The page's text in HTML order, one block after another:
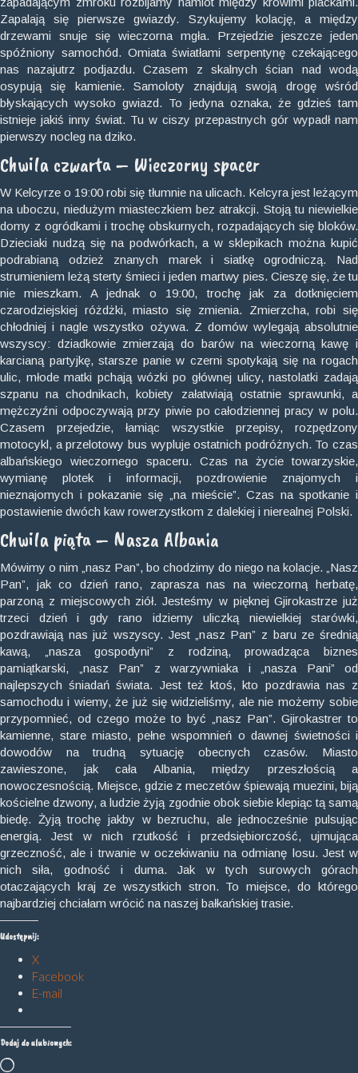
Zapalają się pierwsze gwiazdy. Szykujemy kolację, a między
drzewami snuje się wieczorna mgła. Przejedzie jeszcze jeden
spóźniony samochód. Omiata światłami serpentynę czekającego
nas nazajutrz podjazdu. Czasem z skalnych ścian nad wodą
osypują się kamienie. Samoloty znajdują swoją drogę wśród
błyskających wysoko gwiazd. To jedyna oznaka, że gdzieś tam
istnieje jakiś inny świat. Tu w ciszy przepastnych gór wypadł nam
pierwszy nocleg na dziko.
Chwila czwarta – Wieczorny spacer
W Kelcyrze o 19:00 robi się tłumnie na ulicach. Kelcyra jest leżącym
na uboczu, niedużym miasteczkiem bez atrakcji. Stoją tu niewielkie
domy z ogródkami i trochę obskurnych, rozpadających się bloków.
Dzieciaki nudzą się na podwórkach, a w sklepikach można kupić
podrabianą odzież znanych marek i siatkę ogrodniczą. Nad
strumieniem leżą sterty śmieci i jeden martwy pies. Cieszę się, że tu
nie mieszkam. A jednak o 19:00, trochę jak za dotknięciem
czarodziejskiej różdżki, miasto się zmienia. Zmierzcha, robi się
chłodniej i nagle wszystko ożywa. Z domów wylegają absolutnie
wszyscy: dziadkowie zmierzają do barów na wieczorną kawę i
karcianą partyjkę, starsze panie w czerni spotykają się na rogach
ulic, młode matki pchają wózki po głównej ulicy, nastolatki zadają
szpanu na chodnikach, kobiety załatwiają ostatnie sprawunki, a
mężczyźni odpoczywają przy piwie po całodziennej pracy w polu.
Czasem przejedzie, łamiąc wszystkie przepisy, rozpędzony
motocykl, a przelotowy bus wypluje ostatnich podróżnych. To czas
albańskiego wieczornego spaceru. Czas na życie towarzyskie,
wymianę plotek i informacji, pozdrowienie znajomych i
nieznajomych i pokazanie się „na mieście”. Czas na spotkanie i
postawienie dwóch kaw rowerzystkom z dalekiej i nierealnej Polski.
Chwila piąta – Nasza Albania
Mówimy o nim „nasz Pan”, bo chodzimy do niego na kolacje. „Nasz
Pan”, jak co dzień rano, zaprasza nas na wieczorną herbatę,
parzoną z miejscowych ziół. Jesteśmy w pięknej Gjirokastrze już
trzeci dzień i gdy rano idziemy uliczką niewielkiej starówki,
pozdrawiają nas już wszyscy. Jest „nasz Pan” z baru ze średnią
kawą, „nasza gospodyni” z rodziną, prowadząca biznes
pamiątkarski, „nasz Pan” z warzywniaka i „nasza Pani” od
najlepszych śniadań świata. Jest też ktoś, kto pozdrawia nas z
samochodu i wiemy, że już się widzieliśmy, ale nie możemy sobie
przypomnieć, od czego może to być „nasz Pan”. Gjirokastrer to
kamienne, stare miasto, pełne wspomnień o dawnej świetności i
dowodów na trudną sytuację obecnych czasów. Miasto
zawieszone, jak cała Albania, między przeszłością a
nowoczesnością. Miejsce, gdzie z meczetów śpiewają muezini, biją
kościelne dzwony, a ludzie żyją zgodnie obok siebie klepiąc tą samą
biedę. Żyją trochę jakby w bezruchu, ale jednocześnie pulsując
energią. Jest w nich rzutkość i przedsiębiorczość, ujmująca
grzeczność, ale i trwanie w oczekiwaniu na odmianę losu. Jest w
nich siła, godność i duma. Jak w tych surowych górach
otaczających kraj ze wszystkich stron. To miejsce, do którego
najbardziej chciałam wrócić na naszej bałkańskiej trasie.
Udostępnij:
X
Facebook
E-mail
Dodaj do ulubionych:
Wczytywanie…